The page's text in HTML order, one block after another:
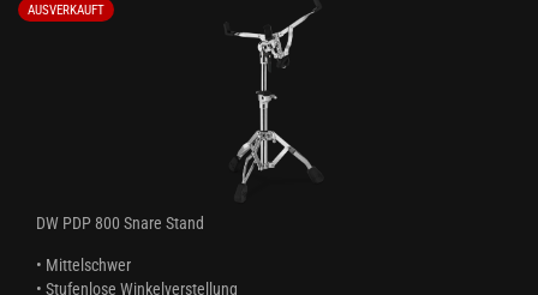
AUSVERKAUFT
DW PDP 800 Snare Stand
• Mittelschwer
• Stufenlose Winkelverstellung